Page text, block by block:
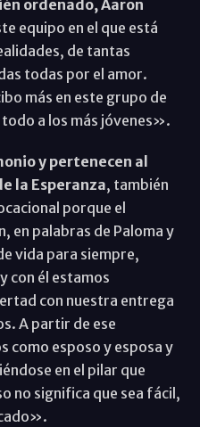
ordenado, Aaron
equipo en el que está
de tantas
todas por el amor.
más en este grupo de
a los más jóvenes».
y pertenecen al
la Esperanza, también
porque el
en palabras de Paloma y
vida para siempre,
con él estamos
con nuestra entrega
A partir de ese
como esposo y esposa y
en el pilar que
no significa que sea fácil,